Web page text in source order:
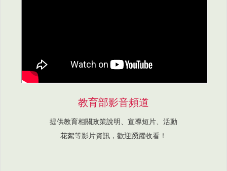
教育部影音頻道
提供教育相關政策說明、宣導短片、活動
花絮等影片資訊，歡迎踴躍收看！